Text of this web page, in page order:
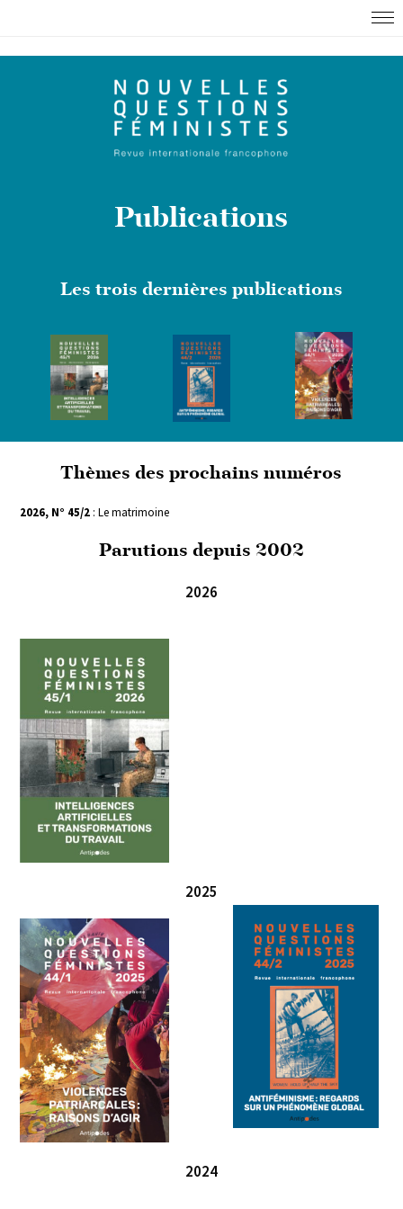
Publications
Les trois dernières publications
Thèmes des prochains numéros
2026, N° 45/2 : Le matrimoine
Parutions depuis 2002
2026
2025
2024